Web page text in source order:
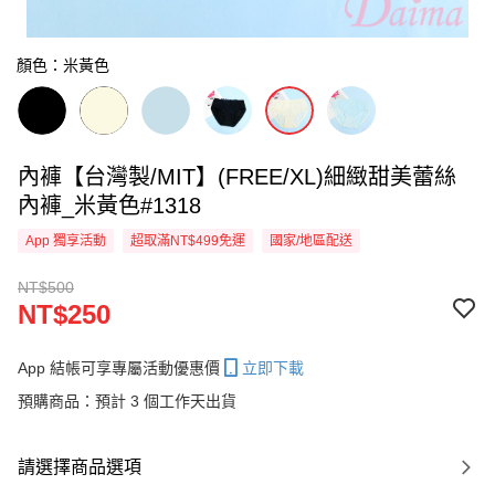
顏色：米黃色
內褲【台灣製/MIT】(FREE/XL)細緻甜美蕾絲
內褲_米黃色#1318
App 獨享活動 超取滿NT$499免運 國家/地區配送
NT$500
NT$250
App 結帳可享專屬活動優惠價
立即下載
預購商品：預計 3 個工作天出貨
請選擇商品選項